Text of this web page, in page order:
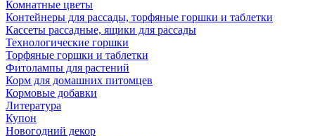
Комнатные цветы
Контейнеры для рассады, торфяные горшки и таблетки
Кассеты рассадные, ящики для рассады
Технологические горшки
Торфяные горшки и таблетки
Фитолампы для растений
Корм для домашних питомцев
Кормовые добавки
Литература
Купон
Новогодний декор